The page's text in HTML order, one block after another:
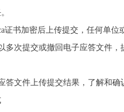
证书加密后上传提交，任何单
多次提交或撤回电子应答文件
答文件上传提交结果，了解和